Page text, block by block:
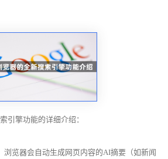
引擎功能的详细介绍：
浏览器会自动生成网页内容的AI摘要（如新闻